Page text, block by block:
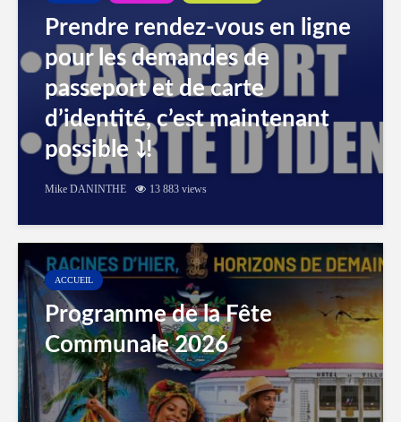
Prendre rendez-vous en ligne
pour les demandes de
passeport et de carte
d’identité, c’est maintenant
possible ⤵️!
Mike DANINTHE 13 883 views
ACCUEIL
Programme de la Fête
Communale 2026